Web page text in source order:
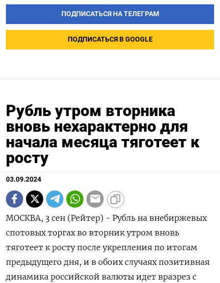
ПОДПИСАТЬСЯ НА ТЕЛЕГРАМ
ПОДПИСАТЬСЯ В GOOGLE
Рубль утром вторника
вновь нехарактерно для
начала месяца тяготеет к
росту
03.09.2024
МОСКВА, 3 сен (Рейтер) - Рубль на внебиржевых
спотовых торгах во вторник утром вновь
тяготеет к росту после укрепления по итогам
предыдущего дня, и в обоих случаях позитивная
динамика российской валюты идет вразрез с